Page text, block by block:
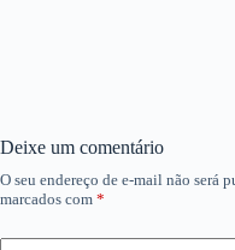
Deixe um comentário
O seu endereço de e-mail não será
marcados com *